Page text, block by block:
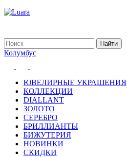
Колумбус
ЮВЕЛИРНЫЕ УКРАШЕНИЯ
КОЛЛЕКЦИИ
DIALLANT
ЗОЛОТО
СЕРЕБРО
БРИЛЛИАНТЫ
БИЖУТЕРИЯ
НОВИНКИ
СКИДКИ